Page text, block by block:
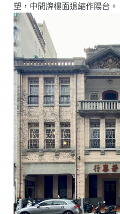
塑，中間牌樓面退縮作陽台。